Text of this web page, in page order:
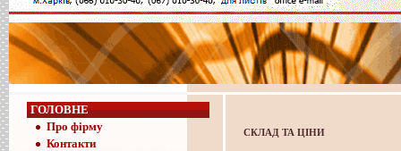
ГОЛОВНЕ
Про фірму
Контакти
СКЛАД ТА ЦІНИ